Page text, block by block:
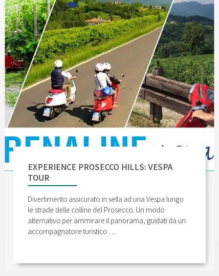
EXPERIENCE PROSECCO HILLS: VESPA
TOUR
Divertimento assicurato in sella ad una Vespa lungo
le strade delle colline del Prosecco. Un modo
alternativo per ammirare il panorama, guidati da un
accompagnatore turistico …